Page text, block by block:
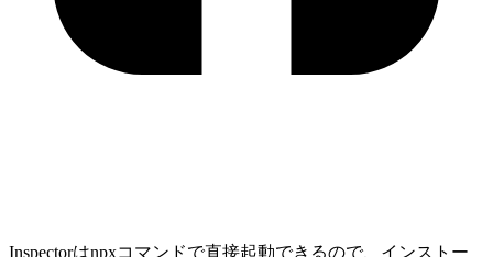
Inspectorはnpxコマンドで直接起動できるので、インストー